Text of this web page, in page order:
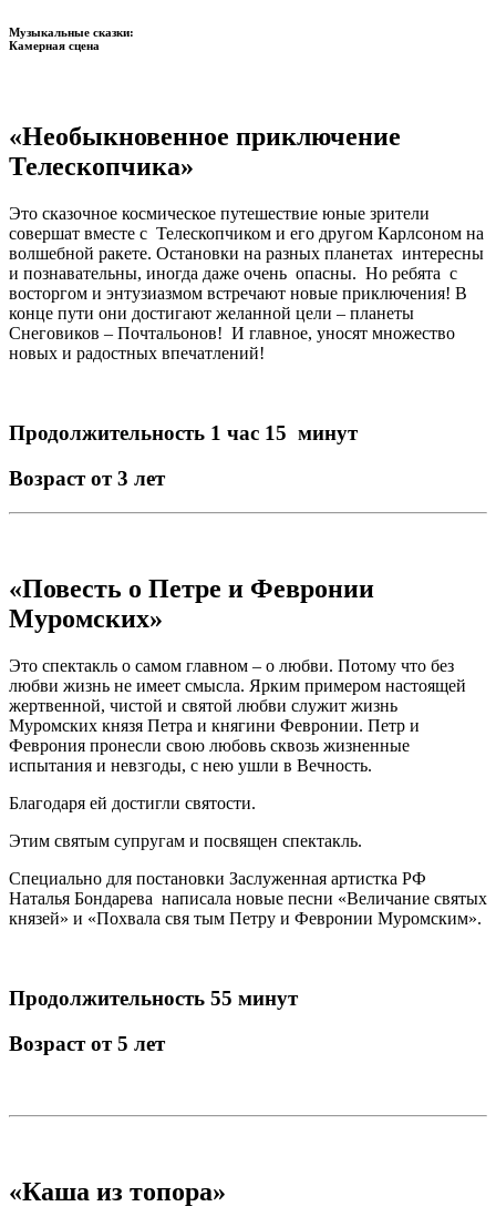
Музыкальные сказки:
Камерная сцена
«Необыкновенное приключение
Телескопчика»
Это сказочное космическое путешествие юные зрители
совершат вместе с Телескопчиком и его другом Карлсоном на
волшебной ракете. Остановки на разных планетах интересны
и познавательны, иногда даже очень опасны. Но ребята с
восторгом и энтузиазмом встречают новые приключения! В
конце пути они достигают желанной цели – планеты
Снеговиков – Почтальонов! И главное, уносят множество
новых и радостных впечатлений!
Продолжительность 1 час 15 минут
Возраст от 3 лет
«Повесть о Петре и Февронии
Муромских»
Это спектакль о самом главном – о любви. Потому что без
любви жизнь не имеет смысла. Ярким примером настоящей
жертвенной, чистой и святой любви служит жизнь
Муромских князя Петра и княгини Февронии. Петр и
Феврония пронесли свою любовь сквозь жизненные
испытания и невзгоды, с нею ушли в Вечность.
Благодаря ей достигли святости.
Этим святым супругам и посвящен спектакль.
Специально для постановки Заслуженная артистка РФ
Наталья Бондарева написала новые песни «Величание святых
князей» и «Похвала свя тым Петру и Февронии Муромским».
Продолжительность 55 минут
Возраст от 5 лет
«Каша из топора»